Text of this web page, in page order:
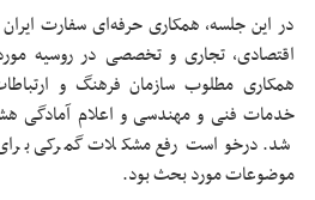
در این جلسه، همکاری حرفه‌ای سفارت
اقتصادی، تجاری و تخصصی در روسیه
همکاری مطلوب سازمان فرهنگ و
خدمات فنی و مهندسی و اعلام آمادگی
شد. درخواست رفع مشکلات گمرکی
موضوعات مورد بحث بود.